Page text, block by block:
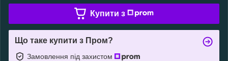
Купити з
Що таке купити з Пром?
Замовлення під захистом